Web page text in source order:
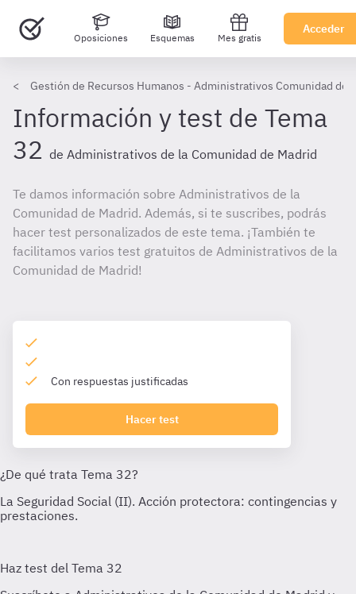
Oposiciones Esquemas Mes gratis
Acceder
Gestión de Recursos Humanos - Administrativos Comunidad de
Información y test de Tema
32 de Administrativos de la Comunidad de Madrid
Te damos información sobre Administrativos de la
Comunidad de Madrid. Además, si te suscribes, podrás
hacer test personalizados de este tema. ¡También te
facilitamos varios test gratuitos de Administrativos de la
Comunidad de Madrid!
Con respuestas justificadas
Hacer test